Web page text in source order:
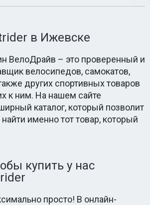
в Ижевске
ВелоДрайв – это проверенный и
велосипедов, самокатов,
других спортивных товаров
к ним. На нашем сайте
каталог, который позволит
именно тот товар, который
купить у нас
просто! В онлайн-